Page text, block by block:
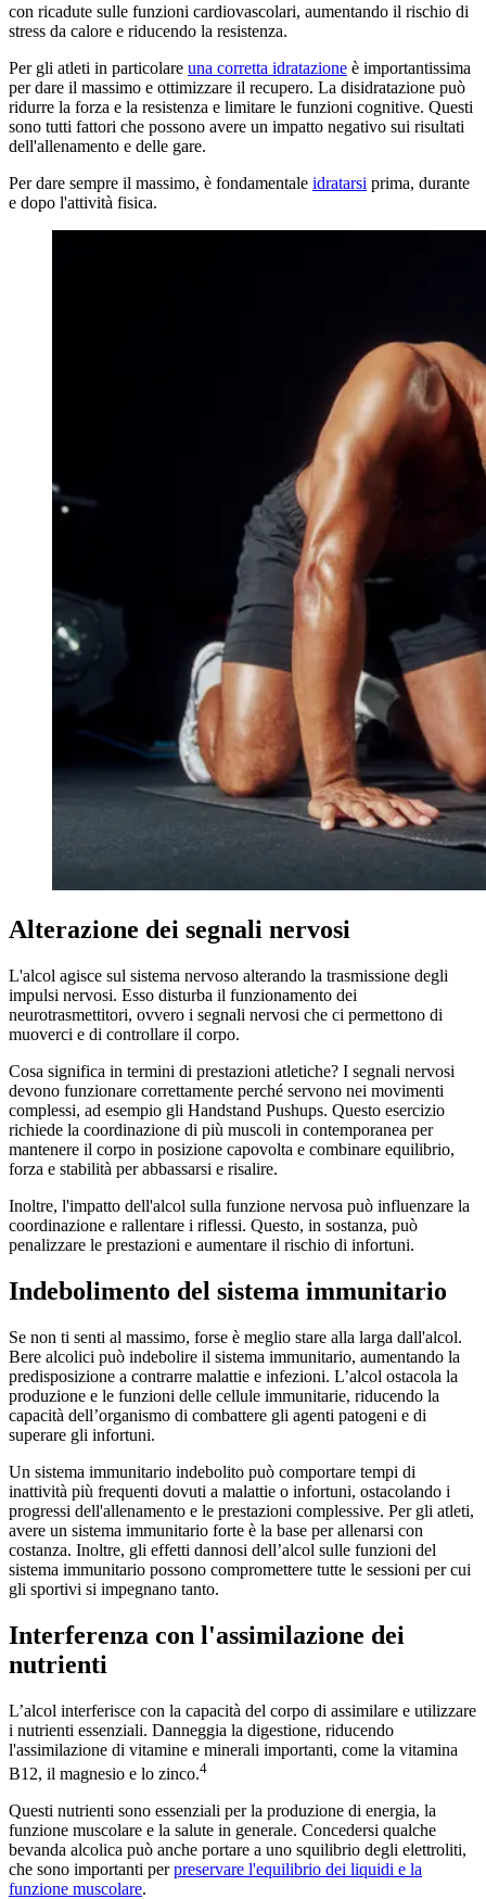
con ricadute sulle funzioni cardiovascolari, aumentando il rischio di
stress da calore e riducendo la resistenza.
Per gli atleti in particolare una corretta idratazione è importantissima
per dare il massimo e ottimizzare il recupero. La disidratazione può
ridurre la forza e la resistenza e limitare le funzioni cognitive. Questi
sono tutti fattori che possono avere un impatto negativo sui risultati
dell'allenamento e delle gare.
Per dare sempre il massimo, è fondamentale idratarsi prima, durante
e dopo l'attività fisica.
Alterazione dei segnali nervosi
L'alcol agisce sul sistema nervoso alterando la trasmissione degli
impulsi nervosi. Esso disturba il funzionamento dei
neurotrasmettitori, ovvero i segnali nervosi che ci permettono di
muoverci e di controllare il corpo.
Cosa significa in termini di prestazioni atletiche? I segnali nervosi
devono funzionare correttamente perché servono nei movimenti
complessi, ad esempio gli Handstand Pushups. Questo esercizio
richiede la coordinazione di più muscoli in contemporanea per
mantenere il corpo in posizione capovolta e combinare equilibrio,
forza e stabilità per abbassarsi e risalire.
Inoltre, l'impatto dell'alcol sulla funzione nervosa può influenzare la
coordinazione e rallentare i riflessi. Questo, in sostanza, può
penalizzare le prestazioni e aumentare il rischio di infortuni.
Indebolimento del sistema immunitario
Se non ti senti al massimo, forse è meglio stare alla larga dall'alcol.
Bere alcolici può indebolire il sistema immunitario, aumentando la
predisposizione a contrarre malattie e infezioni. L’alcol ostacola la
produzione e le funzioni delle cellule immunitarie, riducendo la
capacità dell’organismo di combattere gli agenti patogeni e di
superare gli infortuni.
Un sistema immunitario indebolito può comportare tempi di
inattività più frequenti dovuti a malattie o infortuni, ostacolando i
progressi dell'allenamento e le prestazioni complessive. Per gli atleti,
avere un sistema immunitario forte è la base per allenarsi con
costanza. Inoltre, gli effetti dannosi dell’alcol sulle funzioni del
sistema immunitario possono compromettere tutte le sessioni per cui
gli sportivi si impegnano tanto.
Interferenza con l'assimilazione dei
nutrienti
L’alcol interferisce con la capacità del corpo di assimilare e utilizzare
i nutrienti essenziali. Danneggia la digestione, riducendo
l'assimilazione di vitamine e minerali importanti, come la vitamina
B12, il magnesio e lo zinco.4
Questi nutrienti sono essenziali per la produzione di energia, la
funzione muscolare e la salute in generale. Concedersi qualche
bevanda alcolica può anche portare a uno squilibrio degli elettroliti,
che sono importanti perpreservare l'equilibrio dei liquidi e la
funzione muscolare.